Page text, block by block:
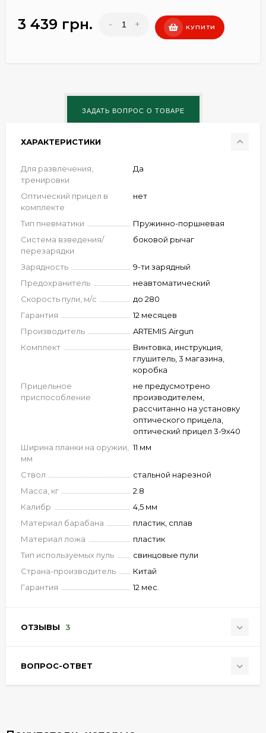
3 439 грн. - + КУПИТИ
ХАРАКТЕРИСТИКИ
Для развлечения,
тренировки
Да
Оптический прицел в
комплекте
нет
Тип пневматики
Пружинно-поршневая
Система взведения/
перезарядки
боковой рычаг
Зарядность
9-ти зарядный
Предохранитель
неавтоматический
Скорость пули, м/с
до 280
Гарантия
12 месяцев
Производитель
ARTEMIS Airgun
Комплект
Винтовка, инструкция,
глушитель, 3 магазина,
коробка
Прицельное
приспособление
не предусмотрено
производителем,
рассчитанно на установку
оптического прицела,
оптический прицел 3-9х40
Ширина планки на оружии,
мм
11 мм
Ствол
стальной нарезной
Масса, кг
2.8
Калибр
4,5 мм
Материал барабана
пластик, сплав
Материал ложа
пластик
Тип используемых пуль
свинцовые пули
Страна-производитель
Китай
Гарантия
12 мес.
ОТЗЫВЫ 3
ВОПРОС-ОТВЕТ